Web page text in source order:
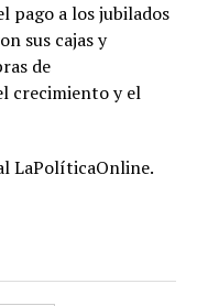
pago a los jubilados
sus cajas y
de
crecimiento y el
LaPolíticaOnline.